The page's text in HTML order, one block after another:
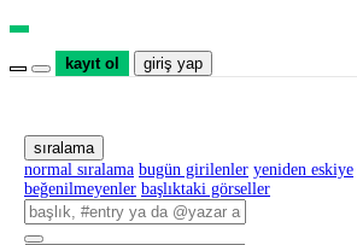
kayıt ol giriş yap
sıralama
normal sıralama bugün girilenler yeniden eskiye
beğenilmeyenler başlıktaki görseller